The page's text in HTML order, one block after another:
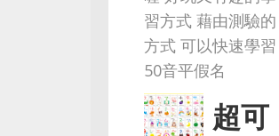
習方式 藉由測驗的
方式 可以快速學習
50音平假名
超可